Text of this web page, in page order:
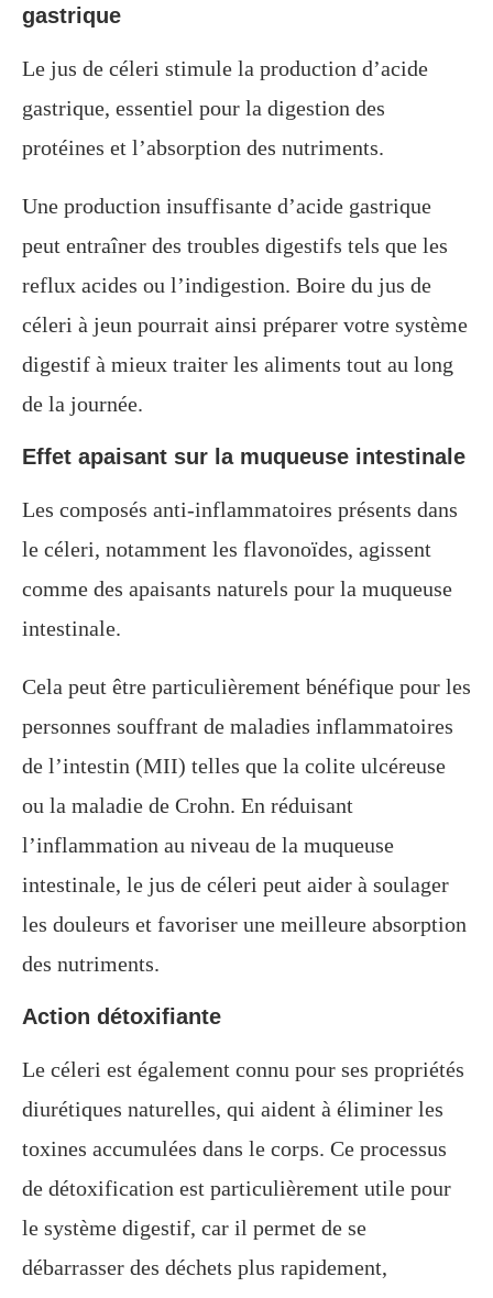
gastrique
Le jus de céleri stimule la production d’acide
gastrique, essentiel pour la digestion des
protéines et l’absorption des nutriments.
Une production insuffisante d’acide gastrique
peut entraîner des troubles digestifs tels que les
reflux acides ou l’indigestion. Boire du jus de
céleri à jeun pourrait ainsi préparer votre système
digestif à mieux traiter les aliments tout au long
de la journée.
Effet apaisant sur la muqueuse intestinale
Les composés anti-inflammatoires présents dans
le céleri, notamment les flavonoïdes, agissent
comme des apaisants naturels pour la muqueuse
intestinale.
Cela peut être particulièrement bénéfique pour les
personnes souffrant de maladies inflammatoires
de l’intestin (MII) telles que la colite ulcéreuse
ou la maladie de Crohn. En réduisant
l’inflammation au niveau de la muqueuse
intestinale, le jus de céleri peut aider à soulager
les douleurs et favoriser une meilleure absorption
des nutriments.
Action détoxifiante
Le céleri est également connu pour ses propriétés
diurétiques naturelles, qui aident à éliminer les
toxines accumulées dans le corps. Ce processus
de détoxification est particulièrement utile pour
le système digestif, car il permet de se
débarrasser des déchets plus rapidement,